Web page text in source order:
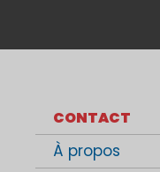
CONTACT
À propos